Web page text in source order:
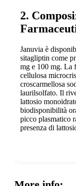
2.
Januvia è
sitagliptin come
mg e 100 mg. La
cellulosa
croscarmellosa
laurilsolfato. Il
lattosio
biodisponibilità
picco plasmatico
presenza di